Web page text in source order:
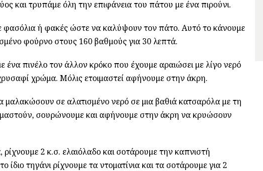
και τρυπάμε όλη την επιφάνεια του πάτου με ένα πιρούνι.
ή φακές ώστε να καλύψουν τον πάτο. Αυτό το κάνουμε
φούρνο στους 160 βαθμούς για 30 λεπτά.
πινέλο τον άλλον κρόκο που έχουμε αραιώσει με λίγο νερό
χρώμα. Μόλις ετοιμαστεί αφήνουμε στην άκρη.
μαλακώσουν σε αλατισμένο νερό σε μια βαθιά κατσαρόλα με τη
σουρώνουμε και αφήνουμε στην άκρη να κρυώσουν
2 κ.σ. ελαιόλαδο και σοτάρουμε την καπνιστή
τηγάνι ρίχνουμε τα ντοματίνια και τα σοτάρουμε για 2